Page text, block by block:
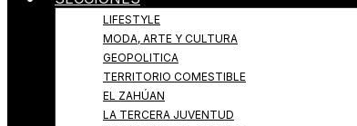
LIFESTYLE
MODA, ARTE Y CULTURA
GEOPOLITICA
TERRITORIO COMESTIBLE
EL ZAHÚAN
LA TERCERA JUVENTUD